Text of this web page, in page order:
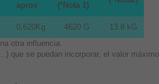
aprox
(*Nota 1)
0,620Kg 4620 G
13.8 kG
otra influencia.
que se puedan incorporar, el valor